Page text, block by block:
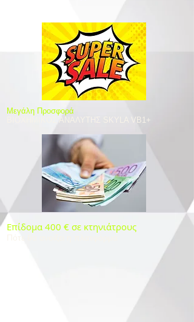
​Μεγάλη Προσφορά
ΒΙΟΧΗΜΙΚΟΣ ΑΝΑΛΥΤΗΣ SKYLA VB1+
Επίδομα 400 € σε κτηνιάτρους